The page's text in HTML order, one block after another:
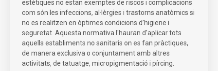
estètiques no estan exemptes de riscos i complicacions
com són les infeccions, al·lèrgies i trastorns anatòmics si
no es realitzen en òptimes condicions d’higiene i
seguretat. Aquesta normativa l'hauran d'aplicar tots
aquells establiments no sanitaris on es fan pràctiques,
de manera exclusiva o conjuntament amb altres
activitats, de tatuatge, micropigmentació i pírcing.